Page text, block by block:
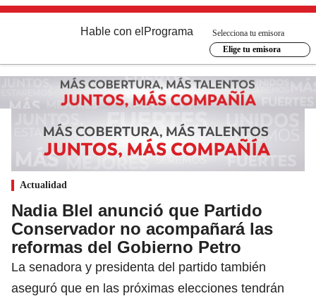
Hable con el Programa
Selecciona tu emisora
Elige tu emisora
Actualidad
Nadia Blel anunció que Partido
Conservador no acompañará las
reformas del Gobierno Petro
La senadora y presidenta del partido también
aseguró que en las próximas elecciones tendrán